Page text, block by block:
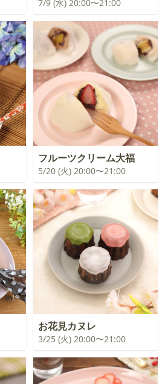
7/9 (水) 20:00〜21:00
フルーツクリーム大福
5/20 (火) 20:00〜21:00
お花見カヌレ
3/25 (火) 20:00〜21:00